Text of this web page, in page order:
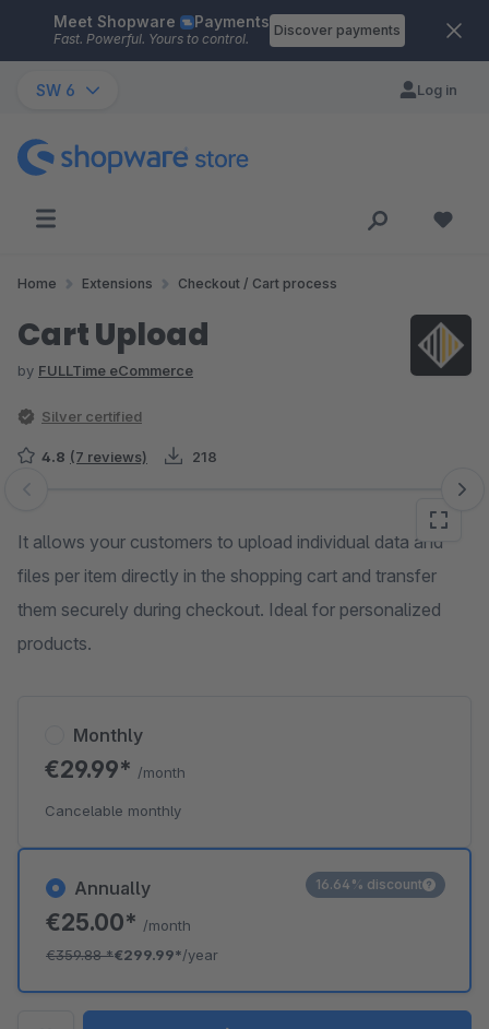
Skip to main content
Meet Shopware Payments
Fast. Powerful. Yours to control.
Discover payments
SW 6 Log in
Home Extensions Checkout / Cart process
Cart Upload
by FULLTime eCommerce
Silver certified
4.8 (7 reviews) 218
Skip image gallery
It allows your customers to upload individual data and
files per item directly in the shopping cart and transfer
them securely during checkout. Ideal for personalized
products.
Annually
€25.00* /month
€359.88*€299.99*/year
16.64% discount
Monthly
€29.99* /month
Cancelable monthly